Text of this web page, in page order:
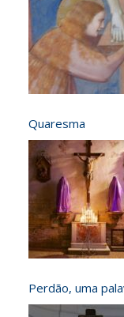
Quaresma
Perdão, uma